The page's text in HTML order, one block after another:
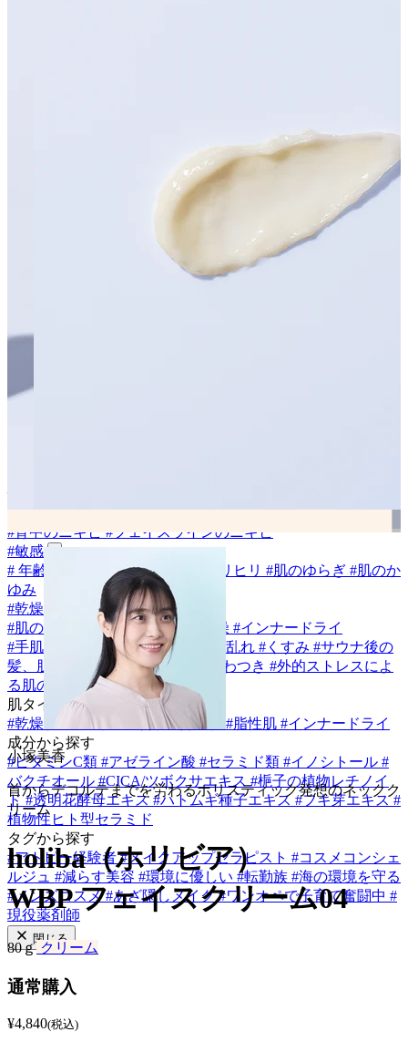
#洗顔
#ニキビ
#背中のニキビ # フェイスラインのニキビ
#敏感
# 年齢による肌のゆらぎ 肌のヒリヒリ #肌のゆらぎ #肌のか
ゆみ
#乾燥
#肌のうるおい#目元・口元の乾燥 #インナードライ
#手肌のエイジング #薄肌# キメの乱れ # くすみ #サウナ後の
髪、肌の乾燥#肌のざらつき・ごわつき #外的ストレスによ
る肌の不調
#ハリ・弾力
肌タイプから探す
#乾燥肌 敏感肌 混合肌# 普通肌 #脂性肌 #インナードライ
成分から探す
#ビタミンC類 #アゼライン酸 #セラミド類 #イノシトール #
バクチオール #CICA/ツボクサエキス #梔子の植物レチノイ
ド#透明花酵母エキス #ハトムギ種子エキス #フキ芽エキス#
植物性ヒト型セラミド
タグから探す
#アトピー経験者#メイクアップセラピスト #コスメコンシェ
ルジュ #減らす美容 #環境に優しい #転勤族 #海の環境を守る
#メンズコスメ#あざ隠しメイク#ワンオペで子育て奮闘中 #
現役薬剤師
閉じる
小塚美香
首からデコルテまでを労わるホリスティック発想のネックク
リーム
holiba（ホリビア）
WBP フェイスクリーム04
80ｇ クリーム
通常購入
¥4,840(税込)